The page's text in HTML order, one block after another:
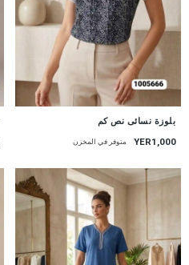
بلوزة نسائى نص كم
YER1,000 متوفر في المخزن